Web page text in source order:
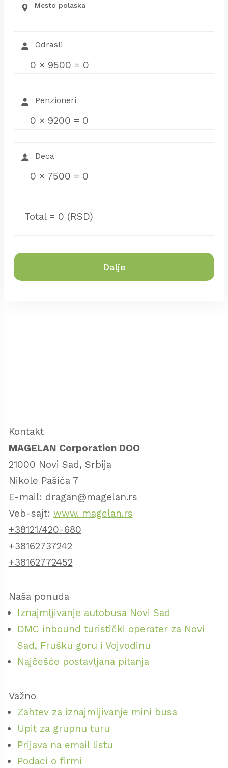
Mesto polaska
0 × 9500 = 0
0 × 9200 = 0
0 × 7500 = 0
Total = 0 (RSD)
Dalje
Kontakt
MAGELAN Corporation DOO
21000 Novi Sad, Srbija
Nikole Pašića 7
E-mail: dragan@magelan.rs
Veb-sajt: www. magelan.rs
+38121/420-680
+38162737242
+38162772452
Naša ponuda
Iznajmljivanje autobusa Novi Sad
DMC inbound turistički operater za Novi
Sad, Frušku goru i Vojvodinu
Najčešće postavljana pitanja
Važno
Zahtev za iznajmljivanje mini busa
Upit za grupnu turu
Prijava na email listu
Podaci o firmi